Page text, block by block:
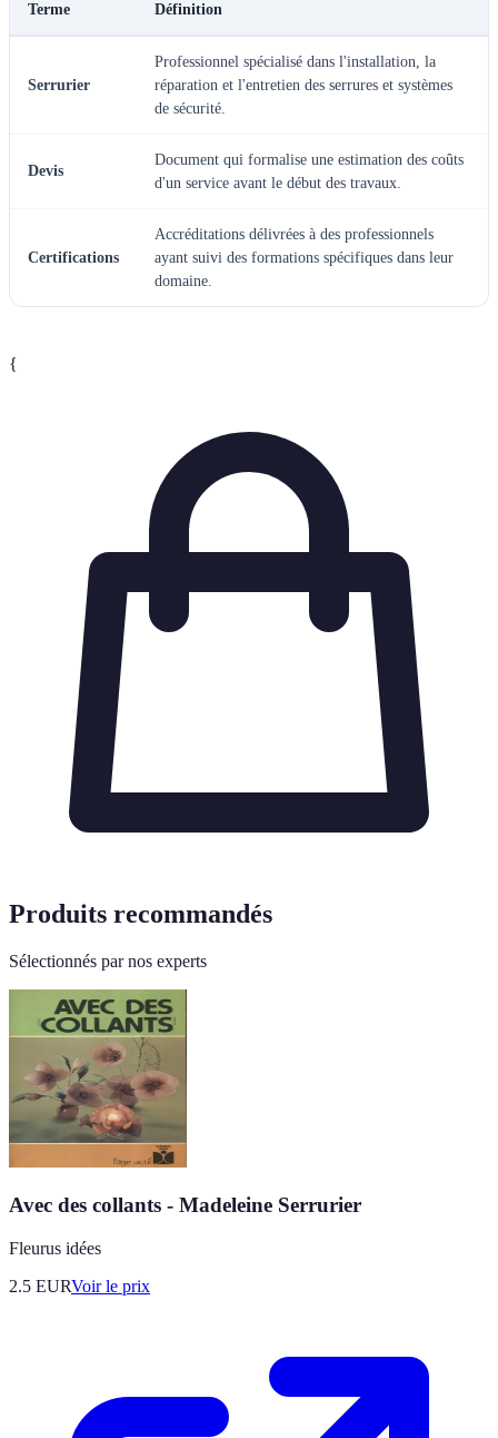
Terme Définition
Serrurier
Professionnel spécialisé dans l'installation, la
réparation et l'entretien des serrures et systèmes
de sécurité.
Devis
Document qui formalise une estimation des coûts
d'un service avant le début des travaux.
Certifications
Accréditations délivrées à des professionnels
ayant suivi des formations spécifiques dans leur
domaine.
{
Produits recommandés
Sélectionnés par nos experts
Avec des collants - Madeleine Serrurier
Fleurus idées
2.5 EURVoir le prix